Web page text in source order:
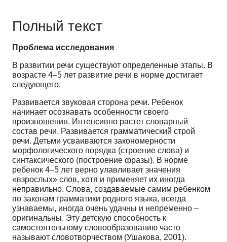
Полный текст
Проблема исследования
В развитии речи существуют определенные этапы. В
возрасте 4–5 лет развитие речи в норме достигает
следующего.
Развивается звуковая сторона речи. Ребенок
начинает осознавать особенности своего
произношения. Интенсивно растет словарный
состав речи. Развивается грамматический строй
речи. Детьми усваиваются закономерности
морфологического порядка (строение слова) и
синтаксического (построение фразы). В норме
ребенок 4–5 лет верно улавливает значения
«взрослых» слов, хотя и применяет их иногда
неправильно. Слова, создаваемые самим ребенком
по законам грамматики родного языка, всегда
узнаваемы, иногда очень удачны и непременно –
оригинальны. Эту детскую способность к
самостоятельному словообразованию часто
называют словотворчеством (Ушакова, 2001).